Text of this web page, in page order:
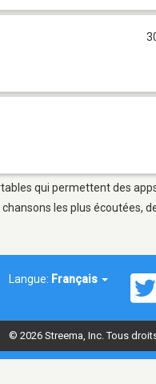
qui permettent des
les plus écoutées,
Langue: Français
© 2026 Streema, Inc. Tous